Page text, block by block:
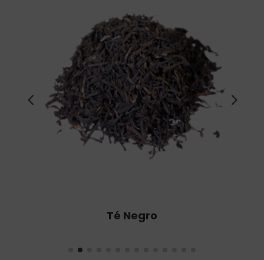
Té Oolong